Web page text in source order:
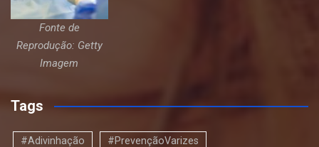
Fonte de
Reprodução: Getty
Imagem
Tags
#Adivinhação #PrevençãoVarizes